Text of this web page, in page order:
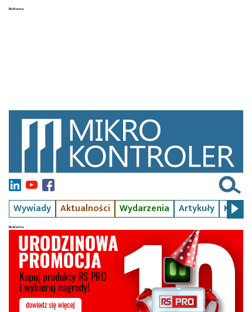
Wywiady Aktualności Wydarzenia Artykuły Kursy